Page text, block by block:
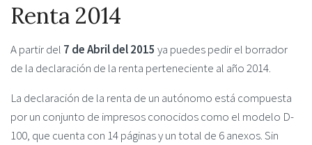
Renta 2014
A partir del 7 de Abril del 2015 ya puedes pedir el borrador
de la declaración de la renta perteneciente al año 2014.
La declaración de la renta de un autónomo está compuesta
por un conjunto de impresos conocidos como el modelo D-
100, que cuenta con 14 páginas y un total de 6 anexos. Sin